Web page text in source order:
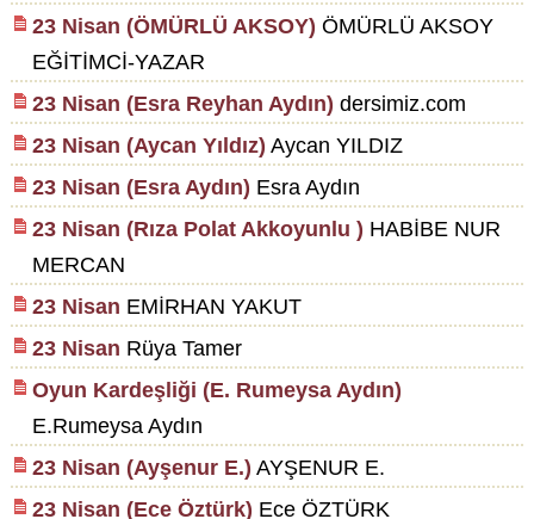
23 Nisan (ÖMÜRLÜ AKSOY) ÖMÜRLÜ AKSOY
EĞİTİMCİ-YAZAR
23 Nisan (Esra Reyhan Aydın) dersimiz.com
23 Nisan (Aycan Yıldız) Aycan YILDIZ
23 Nisan (Esra Aydın) Esra Aydın
23 Nisan (Rıza Polat Akkoyunlu ) HABİBE NUR
MERCAN
23 Nisan EMİRHAN YAKUT
23 Nisan Rüya Tamer
Oyun Kardeşliği (E. Rumeysa Aydın)
E.Rumeysa Aydın
23 Nisan (Ayşenur E.) AYŞENUR E.
23 Nisan (Ece Öztürk) Ece ÖZTÜRK